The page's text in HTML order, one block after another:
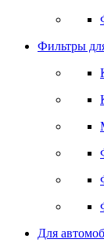
Фильтры
Для